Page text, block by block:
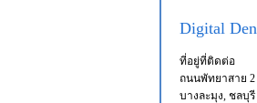
Digital
ที่อยู่ที่ติดต่อ
ถนนพัทยาสาย
บางละมุง, ชลบุรี